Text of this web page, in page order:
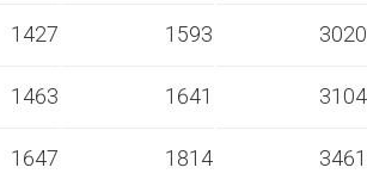
1427 1593 3020
1463 1641 3104
1647 1814 3461